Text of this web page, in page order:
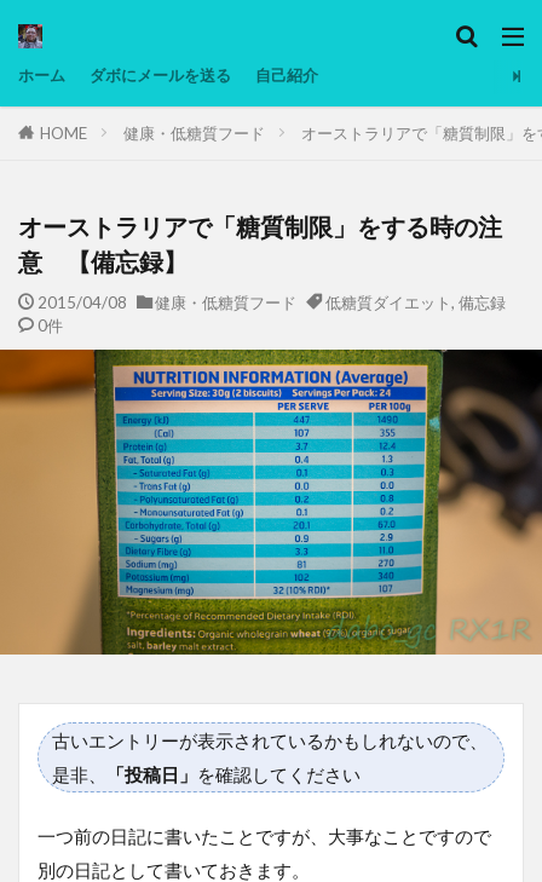
ホーム ダボにメールを送る 自己紹介
HOME 健康・低糖質フード オーストラリアで「糖質制限」
オーストラリアで「糖質制限」をする時の注
意 【備忘録】
2015/04/08 健康・低糖質フード 低糖質ダイエット, 備忘録
0件
古いエントリーが表示されているかもしれないので、
是非、
「投稿日」 を確認してください
一つ前の日記に書いたことですが、大事なことですので
別の日記として書いておきます。
タグ
マレーシア動画
ヨーグルト
低温調理・スロークッカー
備忘録
動画 日本人村社会 脱水シート
検索